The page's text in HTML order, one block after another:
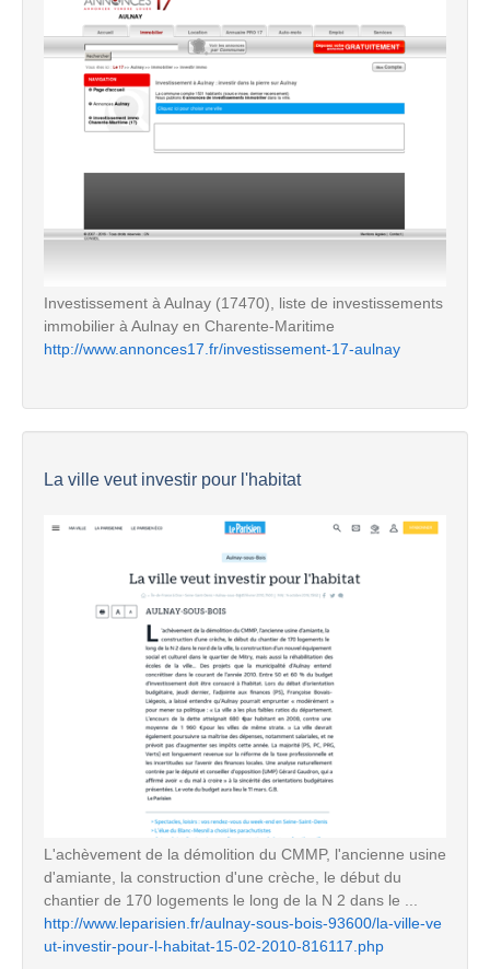
Investissement à Aulnay (17470), liste de investissements
immobilier à Aulnay en Charente-Maritime
http://www.annonces17.fr/investissement-17-aulnay
La ville veut investir pour l'habitat
L'achèvement de la démolition du CMMP, l'ancienne usine
d'amiante, la construction d'une crèche, le début du
chantier de 170 logements le long de la N 2 dans le ...
http://www.leparisien.fr/aulnay-sous-bois-93600/la-ville-ve
ut-investir-pour-l-habitat-15-02-2010-816117.php